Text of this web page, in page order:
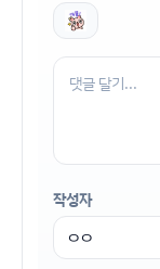
작성자